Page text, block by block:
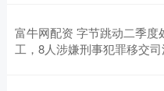
富牛网配资 字节跳动二季度
工，8人涉嫌刑事犯罪移交